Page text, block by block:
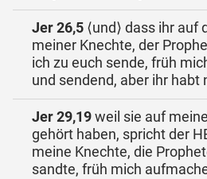
Jer 26,5 ⟨und⟩ dass ihr auf
meiner Knechte, der
ich zu euch sende, früh
und sendend, aber ihr habt
Jer 29,19weil sie auf
gehört haben, spricht der
meine Knechte, die
sandte, früh mich